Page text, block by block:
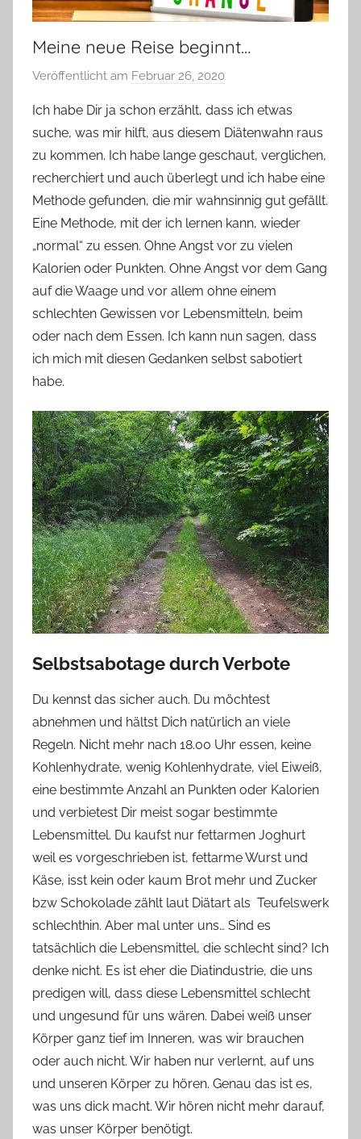
Meine neue Reise beginnt…
Veröffentlicht am Februar 26, 2020
n
Y
v
o
n
n
e
Ich habe Dir ja schon erzählt, dass ich etwas
suche, was mir hilft, aus diesem Diätenwahn raus
zu kommen. Ich habe lange geschaut, verglichen,
recherchiert und auch überlegt und ich habe eine
Methode gefunden, die mir wahnsinnig gut gefällt.
Eine Methode, mit der ich lernen kann, wieder
„normal“ zu essen. Ohne Angst vor zu vielen
Kalorien oder Punkten. Ohne Angst vor dem Gang
auf die Waage und vor allem ohne einem
schlechten Gewissen vor Lebensmitteln, beim
oder nach dem Essen. Ich kann nun sagen, dass
ich mich mit diesen Gedanken selbst sabotiert
habe.
Selbstsabotage durch Verbote
Du kennst das sicher auch. Du möchtest
abnehmen und hältst Dich natürlich an viele
Regeln. Nicht mehr nach 18.00 Uhr essen, keine
Kohlenhydrate, wenig Kohlenhydrate, viel Eiweiß,
eine bestimmte Anzahl an Punkten oder Kalorien
und verbietest Dir meist sogar bestimmte
Lebensmittel. Du kaufst nur fettarmen Joghurt
weil es vorgeschrieben ist, fettarme Wurst und
Käse, isst kein oder kaum Brot mehr und Zucker
bzw Schokolade zählt laut Diätart als Teufelswerk
schlechthin. Aber mal unter uns… Sind es
tatsächlich die Lebensmittel, die schlecht sind? Ich
denke nicht. Es ist eher die Diatindustrie, die uns
predigen will, dass diese Lebensmittel schlecht
und ungesund für uns wären. Dabei weiß unser
Körper ganz tief im Inneren, was wir brauchen
oder auch nicht. Wir haben nur verlernt, auf uns
und unseren Körper zu hören. Genau das ist es,
was uns dick macht. Wir hören nicht mehr darauf,
was unser Körper benötigt.